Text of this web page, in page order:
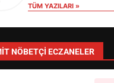
TÜM YAZILARI »
NÖBETÇI ECZANELER
EDREMİT’İN
FİNALİNDE NE